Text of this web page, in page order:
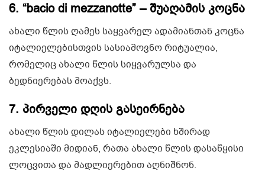
6. “bacio di mezzanotte” – შუაღამის კოცნა
ახალი წლის ღამეს საყვარელ ადამიანთან კოცნა
იტალიელებისთვის სასიამოვნო რიტუალია,
რომელიც ახალი წლის სიყვარულსა და
ბედნიერებას მოაქვს.
7. პირველი დღის გასეირნება
ახალი წლის დილას იტალიელები ხშირად
ეკლესიაში მიდიან, რათა ახალი წლის დასაწყისი
ლოცვითა და მადლიერებით აღნიშნონ.